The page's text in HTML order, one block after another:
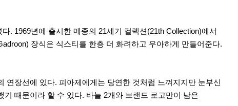
. 1969년에 출시한 메종의 21세기 컬렉션(21th Collection)에서
장식은 식스티를 한층 더 화려하고 우아하게 만들어준다.
장선에 있다. 피아제에게는 당연한 것처럼 느껴지지만 눈부신
때문이라 할 수 있다. 바늘 2개와 브랜드 로고만이 남은